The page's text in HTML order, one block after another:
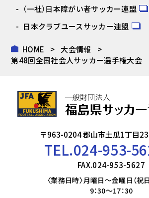
（一社）日本障がい者サッカー連盟
日本クラブユースサッカー連盟
HOME
大会情報
第48回全国社会人サッカー選手権大会
〒963-0204 郡山市土瓜1丁目
TEL.024-953-
FAX.024-953-5627
〈業務日時〉月曜日～金曜日（祝
9：30～17：30